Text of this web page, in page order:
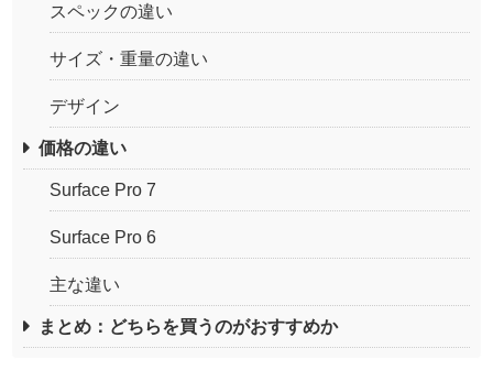
スペックの違い
サイズ・重量の違い
デザイン
価格の違い
Surface Pro 7
Surface Pro 6
主な違い
まとめ：どちらを買うのがおすすめか